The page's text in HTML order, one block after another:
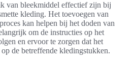
van bleekmiddel effectief zijn bij
kleding. Het toevoegen van
kan helpen bij het doden van
om de instructies op het
en ervoor te zorgen dat het
de betreffende kledingstukken.